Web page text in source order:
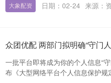
大象配资 日期：02-24 来源：
众团优配 两部门拟明确“守门
一批平台即将成为你的个人信息“
布《大型网络平台个人信息保护规